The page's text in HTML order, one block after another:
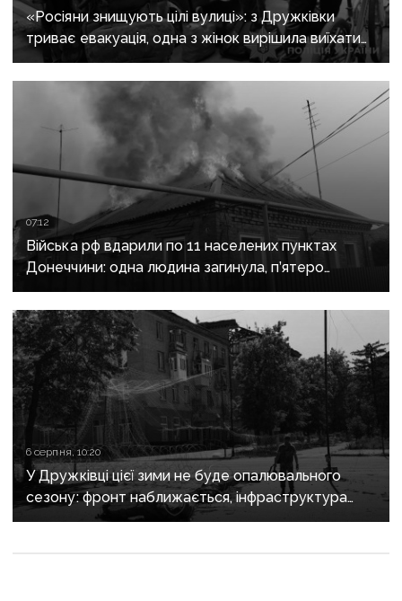
«Росіяни знищують цілі вулиці»: з Дружківки
триває евакуація, одна з жінок вирішила виїхати
після загибелі чоловіка
07:12
Війська рф вдарили по 11 населених пунктах
Донеччини: одна людина загинула, п’ятеро
поранені
6 серпня, 10:20
У Дружківці цієї зими не буде опалювального
сезону: фронт наближається, інфраструктура
критично зруйнована